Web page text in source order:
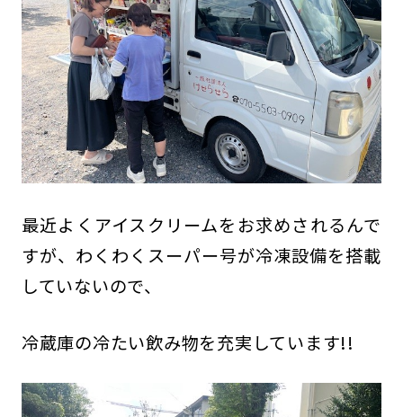
最近よくアイスクリームをお求めされるんで
すが、わくわくスーパー号が冷凍設備を搭載
していないので、
冷蔵庫の冷たい飲み物を充実しています!!